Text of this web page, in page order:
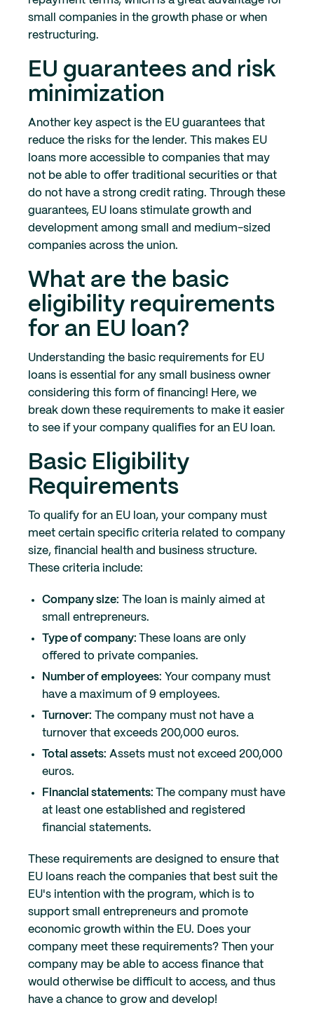
small companies in the growth phase or when
restructuring.
EU guarantees and risk
minimization
Another key aspect is the EU guarantees that
reduce the risks for the lender. This makes EU
loans more accessible to companies that may
not be able to offer traditional securities or that
do not have a strong credit rating. Through these
guarantees, EU loans stimulate growth and
development among small and medium-sized
companies across the union.
What are the basic
eligibility requirements
for an EU loan?
Understanding the basic requirements for EU
loans is essential for any small business owner
considering this form of financing! Here, we
break down these requirements to make it easier
to see if your company qualifies for an EU loan.
Basic Eligibility
Requirements
To qualify for an EU loan, your company must
meet certain specific criteria related to company
size, financial health and business structure.
These criteria include:
Company size: The loan is mainly aimed at
small entrepreneurs.
Type of company: These loans are only
offered to private companies.
Number of employees: Your company must
have a maximum of 9 employees.
Turnover: The company must not have a
turnover that exceeds 200,000 euros.
Total assets: Assets must not exceed 200,000
euros.
Financial statements: The company must have
at least one established and registered
financial statements.
These requirements are designed to ensure that
EU loans reach the companies that best suit the
EU's intention with the program, which is to
support small entrepreneurs and promote
economic growth within the EU. Does your
company meet these requirements? Then your
company may be able to access finance that
would otherwise be difficult to access, and thus
have a chance to grow and develop!